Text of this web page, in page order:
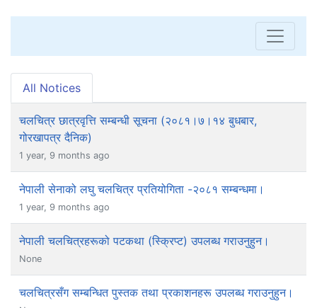
All Notices
चलचित्र छात्रवृत्ति सम्बन्धी सूचना (२०८१।७।१४ बुधबार,
गोरखापत्र दैनिक)
1 year, 9 months ago
नेपाली सेनाको लघु चलचित्र प्रतियोगिता -२०८१ सम्बन्धमा।
1 year, 9 months ago
नेपाली चलचित्रहरूको पटकथा (स्क्रिप्ट) उपलब्ध गराउनुहुन।
None
चलचित्रसँग सम्बन्धित पुस्तक तथा प्रकाशनहरू उपलब्ध गराउनुहुन।